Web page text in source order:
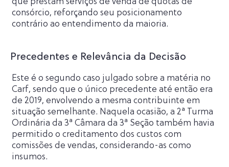
consórcio, reforçando seu posicionamento
contrário ao entendimento da maioria.
Precedentes e Relevância da Decisão
Este é o segundo caso julgado sobre a matéria no
Carf, sendo que o único precedente até então era
de 2019, envolvendo a mesma contribuinte em
situação semelhante. Naquela ocasião, a 2ª Turma
Ordinária da 3ª Câmara da 3ª Seção também havia
permitido o creditamento dos custos com
comissões de vendas, considerando-as como
insumos.